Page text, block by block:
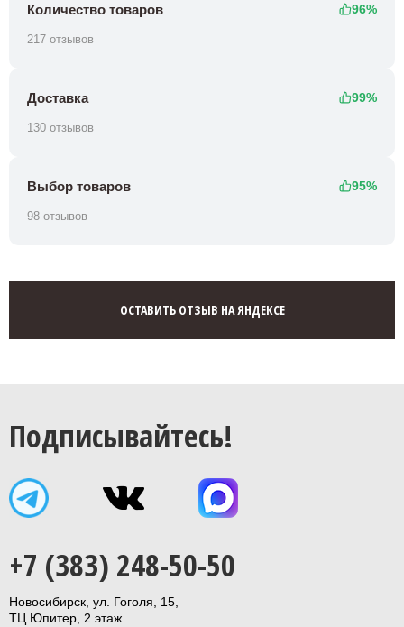
Количество товаров 96%
217 отзывов
Доставка 99%
130 отзывов
Выбор товаров 95%
98 отзывов
ОСТАВИТЬ ОТЗЫВ НА ЯНДЕКСЕ
Подписывайтесь!
+7 (383) 248-50-50
Новосибирск, ул. Гоголя, 15,
ТЦ Юпитер, 2 этаж